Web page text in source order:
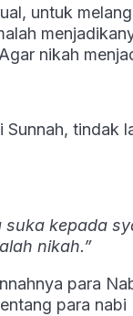
untuk
nikah
Sunnah, tindak
suka kepada
nikah.”
para
para